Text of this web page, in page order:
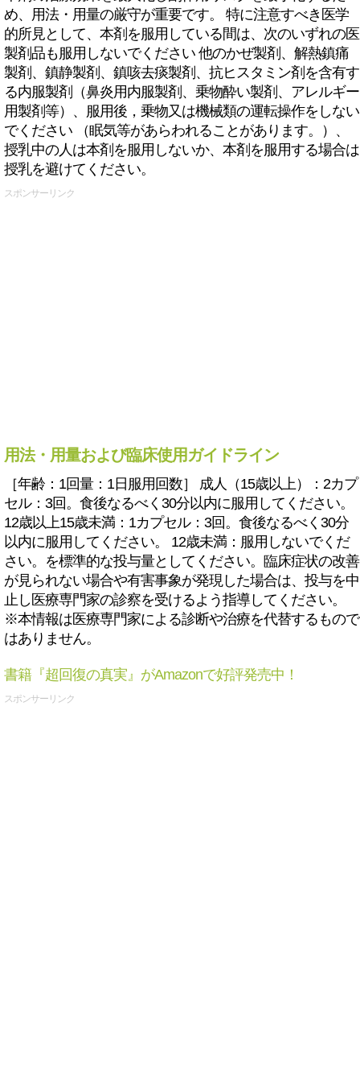
め、用法・用量の厳守が重要です。 特に注意すべき医学
的所見として、本剤を服用している間は、次のいずれの医
製剤品も服用しないでください 他のかぜ製剤、解熱鎮痛
製剤、鎮静製剤、鎮咳去痰製剤、抗ヒスタミン剤を含有す
る内服製剤（鼻炎用内服製剤、乗物酔い製剤、アレルギー
用製剤等）、服用後，乗物又は機械類の運転操作をしない
でください （眠気等があらわれることがあります。）、
授乳中の人は本剤を服用しないか、本剤を服用する場合は
授乳を避けてください。
スポンサーリンク
用法・用量および臨床使用ガイドライン
［年齢：1回量：1日服用回数］ 成人（15歳以上）：2カプ
セル：3回。食後なるべく30分以内に服用してください。
12歳以上15歳未満：1カプセル：3回。食後なるべく30分
以内に服用してください。 12歳未満：服用しないでくだ
さい。を標準的な投与量としてください。臨床症状の改善
が見られない場合や有害事象が発現した場合は、投与を中
止し医療専門家の診察を受けるよう指導してください。
※本情報は医療専門家による診断や治療を代替するもので
はありません。
書籍『超回復の真実』がAmazonで好評発売中！
スポンサーリンク